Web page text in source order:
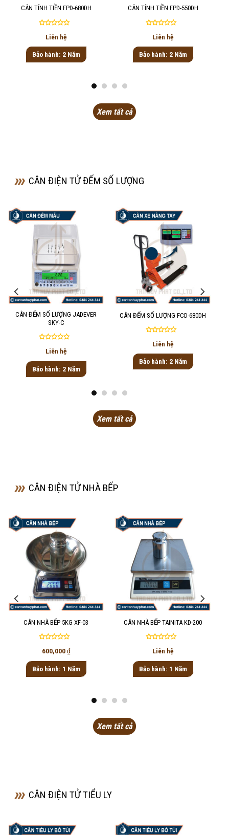
CÂN TÍNH TIỀN FPD-680DH
Được
hạng
0
Liên hệ
Bảo hành: 2 Năm
CÂN TÍNH TIỀN FPD-550DH
Được
hạng
0
Liên hệ
Bảo hành: 2 Năm
Xem tất cả
CÂN ĐIỆN TỬ ĐẾM SỐ LƯỢNG
CÂN ĐẾM SỐ LƯỢNG JADEVER
SKY-C
Được
hạng
0
Liên hệ
Bảo hành: 2 Năm
CÂN ĐẾM SỐ LƯỢNG FCD-680DH
Được
hạng
0
Liên hệ
Bảo hành: 2 Năm
Xem tất cả
CÂN ĐIỆN TỬ NHÀ BẾP
CÂN NHÀ BẾP 5KG XF-03
Được
hạng
0
600,000₫
Bảo hành: 1 Năm
CÂN NHÀ BẾP TAINITA KD-200
Được
hạng
0
Liên hệ
Bảo hành: 1 Năm
Xem tất cả
CÂN ĐIỆN TỬ TIỂU LY